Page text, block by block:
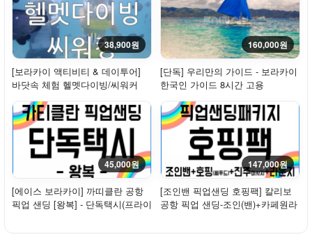
38,900원
[보라카이 액티비티 & 데이투어]
바닷속 체험 헬멧다이빙/씨워커
[리조트 픽업...
160,000원
[단독] 우리만의 가이드 - 보라카이
한국인 가이드 8시간 고용
45,000원
[에이스 보라카이] 까띠클란 공항
픽업 샌딩 [왕복] - 단독택시(프라이
147,000원
[조인밴 픽업샌딩 호핑팩] 칼리보
공항 픽업 샌딩-조인(밴)+카페원라